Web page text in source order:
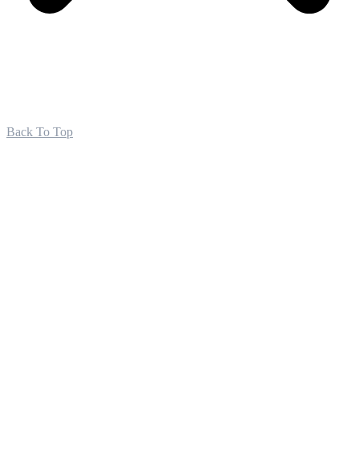
Back To Top